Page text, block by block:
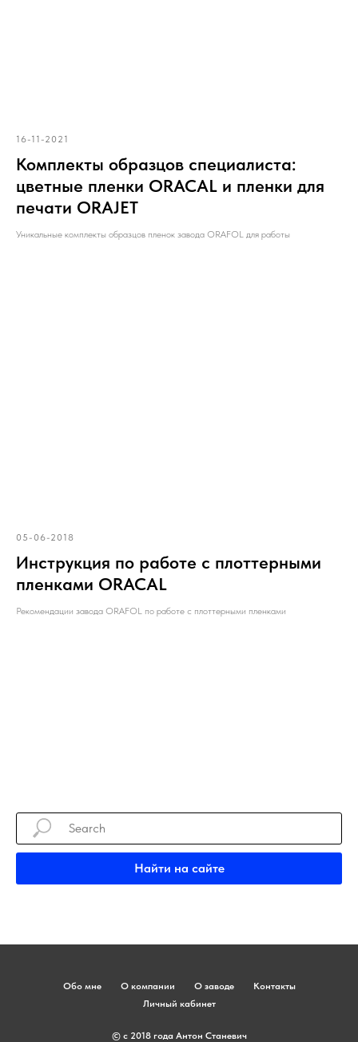
16-11-2021
Комплекты образцов специалиста:
цветные пленки ORACAL и пленки для
печати ORAJET
Уникальные комплекты образцов пленок завода ORAFOL для работы
05-06-2018
Инструкция по работе с плоттерными
пленками ORACAL
Рекомендации завода ORAFOL по работе с плоттерными пленками
Найти на сайте
Обо мне О компании О заводе
Контакты
Личный кабинет
© с 2018 года Антон Станевич